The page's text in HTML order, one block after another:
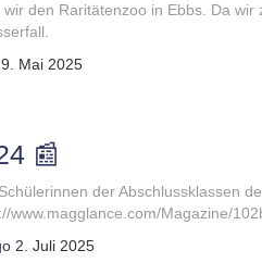
den Raritätenzoo in Ebbs. Da
Mai 2025
📰
der Abschlussklassen
www.magglance.com/Magazine/
2. Juli 2025